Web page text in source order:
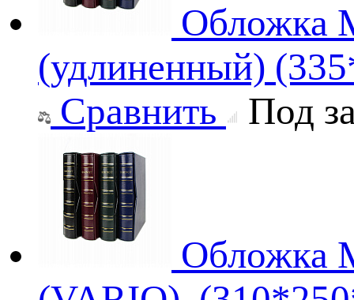
Обложка
(удлиненный)
Сравнить
Под
Обложка